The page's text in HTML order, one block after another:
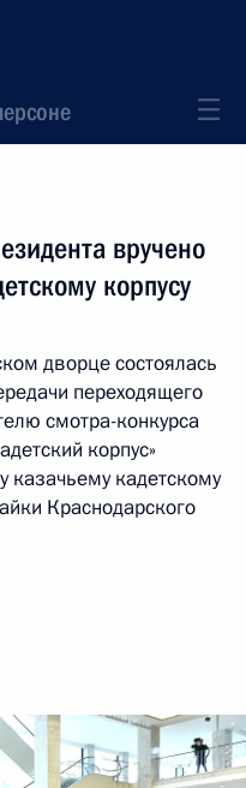
вручено
корпусу
дворце состоялась
переходящего
смотра-конкурса
корпус»
казачьему кадетскому
Краснодарского